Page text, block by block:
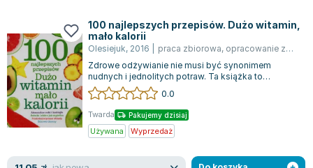
100 najlepszych przepisów. Dużo witamin,
mało kalorii
Olesiejuk, 2016 praca zbiorowa, opracowanie zbiorowe
Zdrowe odżywianie nie musi być synonimem
nudnych i jednolitych potraw. Ta książka to
prawdziwa skarbnica inspiracji, które zaskocz...
0.0
Twarda Pakujemy dzisiaj
Używana Wyprzedaż